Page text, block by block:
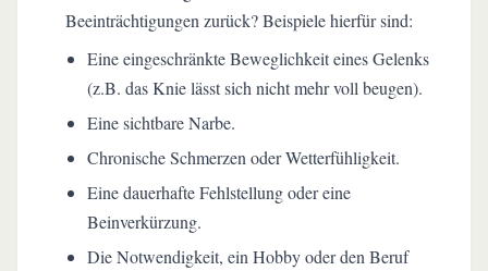
Beeinträchtigungen zurück? Beispiele hierfür sind:
Eine eingeschränkte Beweglichkeit eines Gelenks
(z.B. das Knie lässt sich nicht mehr voll beugen).
Eine sichtbare Narbe.
Chronische Schmerzen oder Wetterfühligkeit.
Eine dauerhafte Fehlstellung oder eine
Beinverkürzung.
Die Notwendigkeit, ein Hobby oder den Beruf